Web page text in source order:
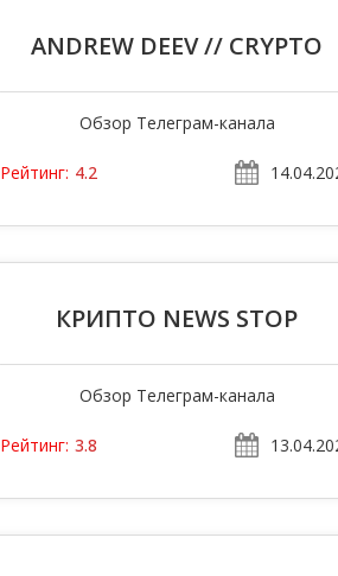
ANDREW DEEV // CRYPTO
Обзор Телеграм-канала
Рейтинг: 4.2
КРИПТО NEWS STOP
Обзор Телеграм-канала
Рейтинг: 3.8